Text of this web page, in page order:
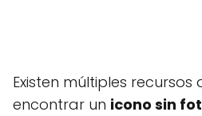
Existen múltiples
encontrar un icono sin